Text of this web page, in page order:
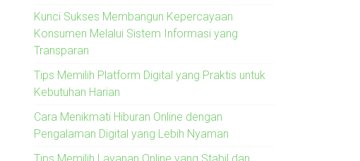
Kunci Sukses Membangun Kepercayaan
Konsumen Melalui Sistem Informasi yang
Transparan
Tips Memilih Platform Digital yang Praktis untuk
Kebutuhan Harian
Cara Menikmati Hiburan Online dengan
Pengalaman Digital yang Lebih Nyaman
Tips Memilih Layanan Online yang Stabil dan